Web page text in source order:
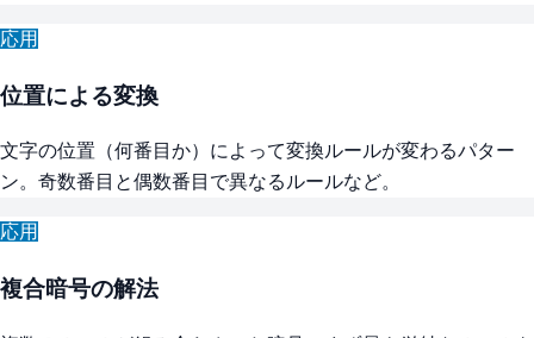
応用
位置による変換
文字の位置（何番目か）によって変換ルールが変わるパター
ン。奇数番目と偶数番目で異なるルールなど。
応用
複合暗号の解法